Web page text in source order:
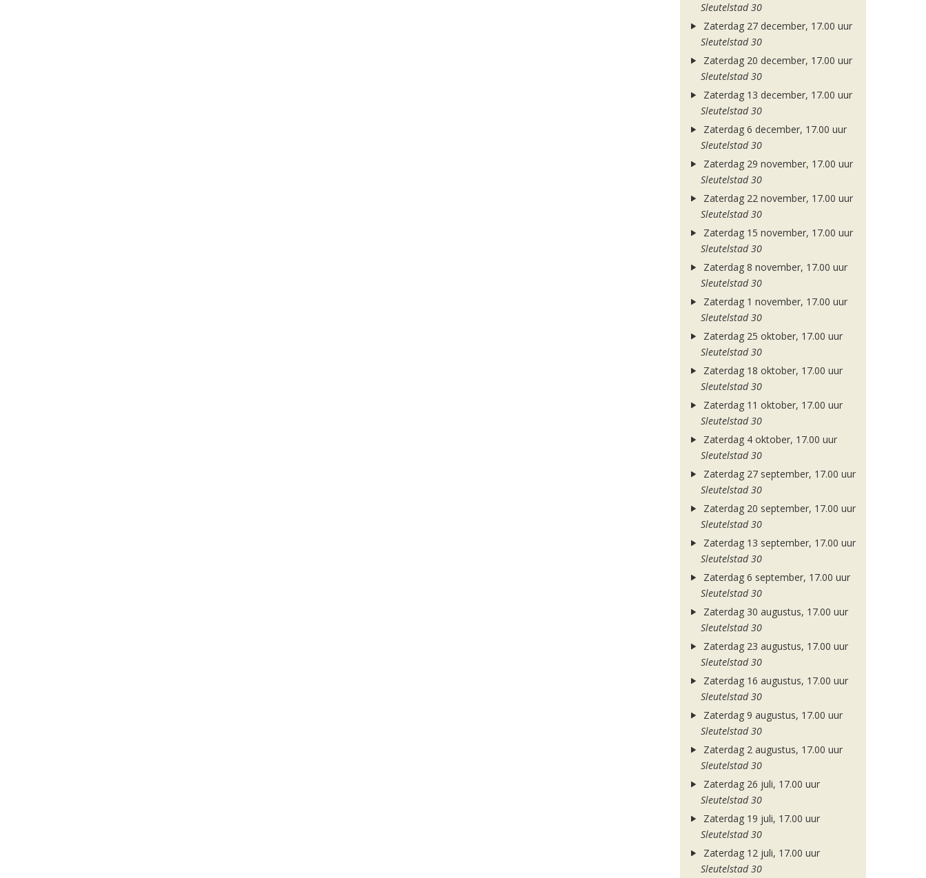
Sleutelstad 30
Zaterdag 27 december, 17.00 uur
Sleutelstad 30
Zaterdag 20 december, 17.00 uur
Sleutelstad 30
Zaterdag 13 december, 17.00 uur
Sleutelstad 30
Zaterdag 6 december, 17.00 uur
Sleutelstad 30
Zaterdag 29 november, 17.00 uur
Sleutelstad 30
Zaterdag 22 november, 17.00 uur
Sleutelstad 30
Zaterdag 15 november, 17.00 uur
Sleutelstad 30
Zaterdag 8 november, 17.00 uur
Sleutelstad 30
Zaterdag 1 november, 17.00 uur
Sleutelstad 30
Zaterdag 25 oktober, 17.00 uur
Sleutelstad 30
Zaterdag 18 oktober, 17.00 uur
Sleutelstad 30
Zaterdag 11 oktober, 17.00 uur
Sleutelstad 30
Zaterdag 4 oktober, 17.00 uur
Sleutelstad 30
Zaterdag 27 september, 17.00 uur
Sleutelstad 30
Zaterdag 20 september, 17.00 uur
Sleutelstad 30
Zaterdag 13 september, 17.00 uur
Sleutelstad 30
Zaterdag 6 september, 17.00 uur
Sleutelstad 30
Zaterdag 30 augustus, 17.00 uur
Sleutelstad 30
Zaterdag 23 augustus, 17.00 uur
Sleutelstad 30
Zaterdag 16 augustus, 17.00 uur
Sleutelstad 30
Zaterdag 9 augustus, 17.00 uur
Sleutelstad 30
Zaterdag 2 augustus, 17.00 uur
Sleutelstad 30
Zaterdag 26 juli, 17.00 uur
Sleutelstad 30
Zaterdag 19 juli, 17.00 uur
Sleutelstad 30
Zaterdag 12 juli, 17.00 uur
Sleutelstad 30